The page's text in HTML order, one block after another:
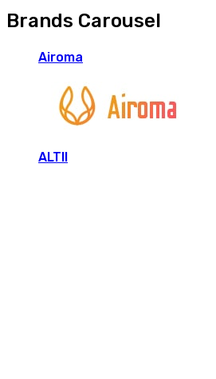
Brands Carousel
Airoma
ALTII